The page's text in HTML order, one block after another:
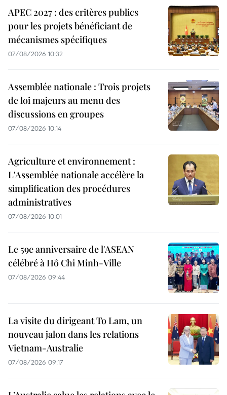
APEC 2027 : des critères publics
pour les projets bénéficiant de
mécanismes spécifiques
07/08/2026 10:32
Assemblée nationale : Trois projets
de loi majeurs au menu des
discussions en groupes
07/08/2026 10:14
Agriculture et environnement :
L'Assemblée nationale accélère la
simplification des procédures
administratives
07/08/2026 10:01
Le 59e anniversaire de l'ASEAN
célébré à Hô Chi Minh-Ville
07/08/2026 09:44
La visite du dirigeant To Lam, un
nouveau jalon dans les relations
Vietnam-Australie
07/08/2026 09:17